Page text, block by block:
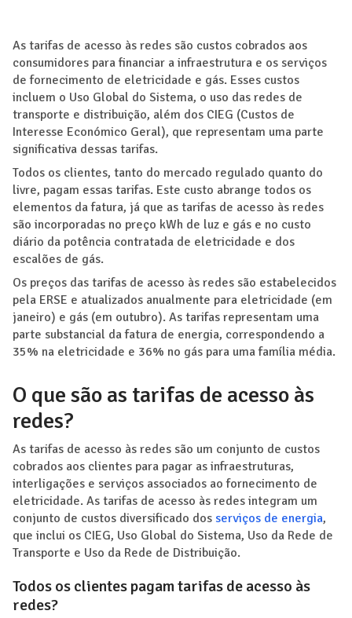
As tarifas de acesso às redes são custos cobrados aos
consumidores para financiar a infraestrutura e os serviços
de fornecimento de eletricidade e gás. Esses custos
incluem o Uso Global do Sistema, o uso das redes de
transporte e distribuição, além dos CIEG (Custos de
Interesse Económico Geral), que representam uma parte
significativa dessas tarifas.
Todos os clientes, tanto do mercado regulado quanto do
livre, pagam essas tarifas. Este custo abrange todos os
elementos da fatura, já que as tarifas de acesso às redes
são incorporadas no preço kWh de luz e gás e no custo
diário da potência contratada de eletricidade e dos
escalões de gás.
Os preços das tarifas de acesso às redes são estabelecidos
pela ERSE e atualizados anualmente para eletricidade (em
janeiro) e gás (em outubro). As tarifas representam uma
parte substancial da fatura de energia, correspondendo a
35% na eletricidade e 36% no gás para uma família média.
O que são as tarifas de acesso às
redes?
As tarifas de acesso às redes são um conjunto de custos
cobrados aos clientes para pagar as infraestruturas,
interligações e serviços associados ao fornecimento de
eletricidade. As tarifas de acesso às redes integram um
conjunto de custos diversificado dos serviços de energia,
que inclui os CIEG, Uso Global do Sistema, Uso da Rede de
Transporte e Uso da Rede de Distribuição.
Todos os clientes pagam tarifas de acesso às
redes?